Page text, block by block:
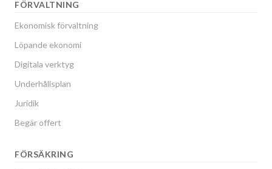
FÖRVALTNING
Ekonomisk förvaltning
Löpande ekonomi
Digitala verktyg
Underhållsplan
Juridik
Begär offert
FÖRSÄKRING